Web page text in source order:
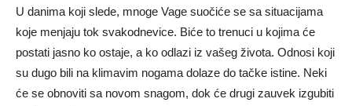
U danima koji slede, mnoge Vage suočiće se sa situacijama
koje menjaju tok svakodnevice. Biće to trenuci u kojima će
postati jasno ko ostaje, a ko odlazi iz vašeg života. Odnosi koji
su dugo bili na klimavim nogama dolaze do tačke istine. Neki
će se obnoviti sa novom snagom, dok će drugi zauvek izgubiti